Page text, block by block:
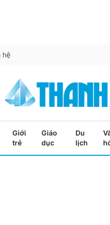
hệ
Giới
trẻ
Giáo
dục
Du
lịch